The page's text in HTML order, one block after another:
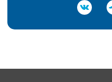
Подтвердить e-mail